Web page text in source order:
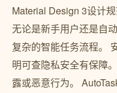
Material Design 3设计
无论是新手用户还是自
复杂的智能任务流程。
明可查隐私安全有保障
露或恶意行为。